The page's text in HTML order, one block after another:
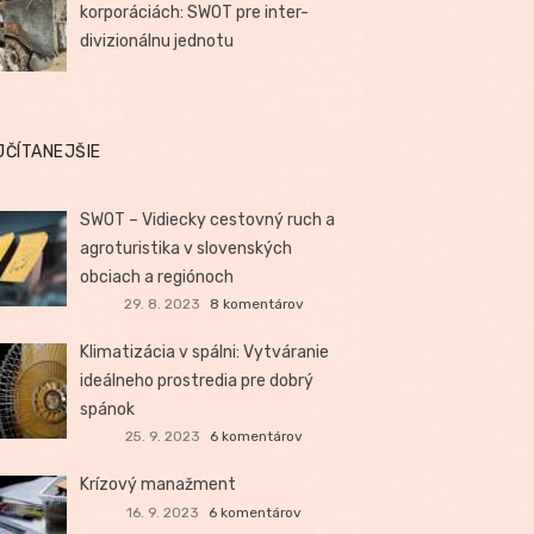
korporáciách: SWOT pre inter-
divizionálnu jednotu
SWOT – Vidiecky cestovný ruch a
agroturistika v slovenských
obciach a regiónoch
29. 8. 2023 8 komentárov
Klimatizácia v spálni: Vytváranie
ideálneho prostredia pre dobrý
spánok
25. 9. 2023 6 komentárov
Krízový manažment
16. 9. 2023 6 komentárov